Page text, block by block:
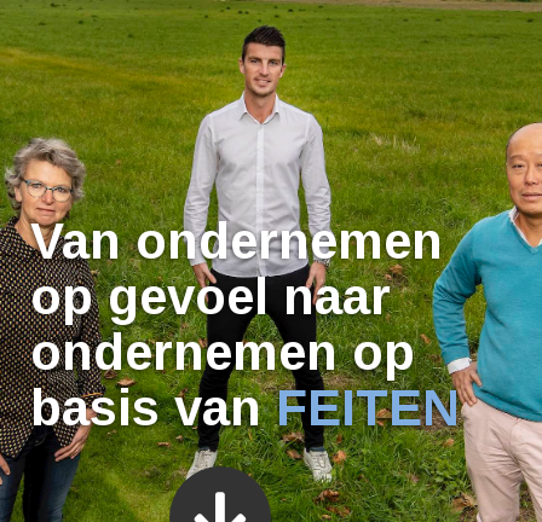
Van ondernemen
op gevoel naar
ondernemenop
basis vanFEITEN